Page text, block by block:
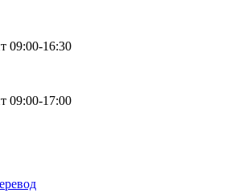
09:00-16:30
09:00-17:00